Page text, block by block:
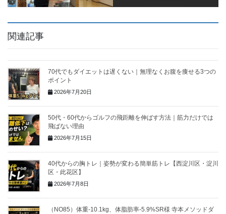
関連記事
70代でもダイエットは遅くない｜無理なくお腹を痩せる3つの
ポイント
2026年7月20日
50代・60代からゴルフの飛距離を伸ばす方法｜筋力だけでは
飛ばない理由
2026年7月15日
40代からの胸トレ｜姿勢が変わる簡単筋トレ【西淀川区・淀川
区・此花区】
2026年7月8日
（NO85）体重-10.1kg、体脂肪率-5.9%SR様 寺本メソッドダ